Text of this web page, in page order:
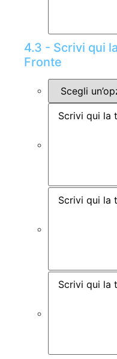
4.3 - Scrivi qui
Fronte